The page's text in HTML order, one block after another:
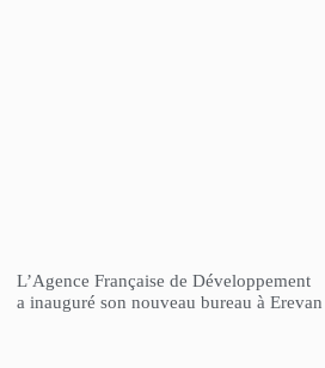
L’Agence Française de Développement
a inauguré son nouveau bureau à Erevan